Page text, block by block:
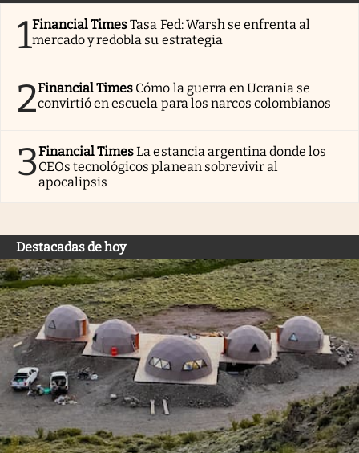
1Financial TimesTasa Fed: Warsh se enfrenta al
mercado y redobla su estrategia
2Financial Times Cómo la guerra en Ucrania se
convirtió en escuela para los narcos colombianos
3Financial TimesLa estancia argentina donde los
CEOs tecnológicos planean sobrevivir al
apocalipsis
Destacadas de hoy